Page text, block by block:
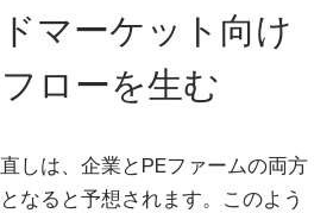
マーケット向け
ローを生む
しは、企業とPEファームの両方
なると予想されます。このよう